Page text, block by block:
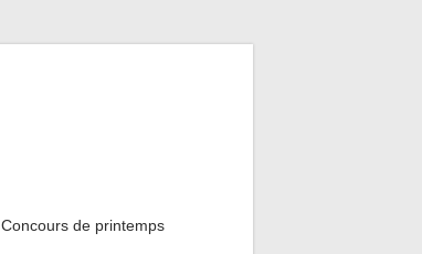
Concours de printemps